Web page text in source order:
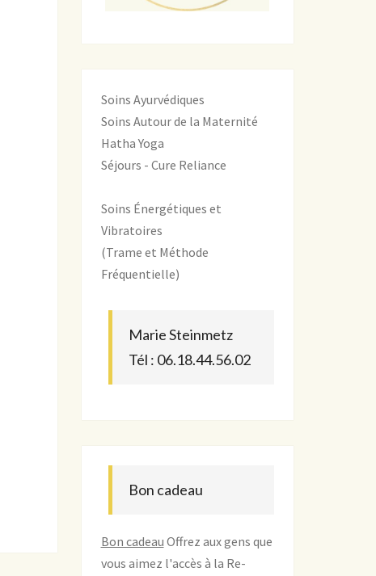
Soins Ayurvédiques
Soins Autour de la Maternité
Hatha Yoga
Séjours - Cure Reliance
Soins Énergétiques et
Vibratoires
(Trame et Méthode
Fréquentielle)
Marie Steinmetz
Tél : 06.18.44.56.02
Bon cadeau
Bon cadeau Offrez aux gens que
vous aimez l'accès à la Re-